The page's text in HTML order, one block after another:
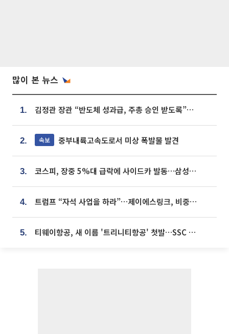
많이 본 뉴스
1. 김정관 장관 “반도체 성과급, 주총 승인 받도록”…상법·자본시장법 개정 시사
2. 속보 중부내륙고속도로서 미상 폭발물 발견
3. 코스피, 장중 5%대 급락에 사이드카 발동…삼성·SK 동반 폭락
4. 트럼프 “자석 사업을 하라”…제이에스링크, 비중국 영구자석 공급망 구축 속도
5. 티웨이항공, 새 이름 '트리니티항공' 첫발…SSC 전략 본격화